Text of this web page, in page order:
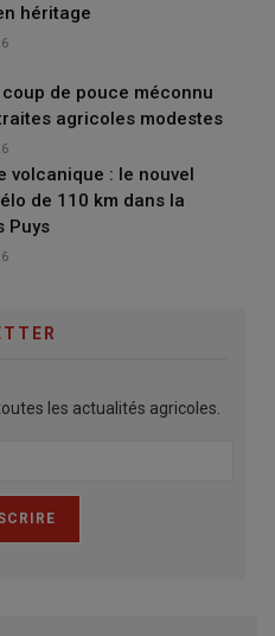
héritage
coup de pouce méconnu
agricoles modestes
volcanique : le nouvel
de 110 km dans la
Puys
les actualités agricoles.